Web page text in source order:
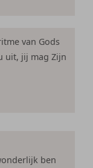
van Gods
uit, jij mag Zijn
ben